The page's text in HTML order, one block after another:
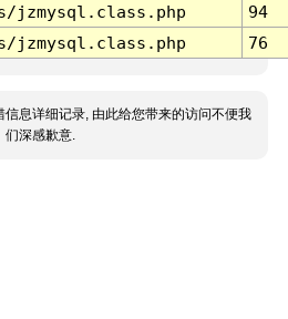
jzmysql.class.php
94
jzmysql.class.php 76
信息详细记录, 由此给您带来的访问不便我
们深感歉意.